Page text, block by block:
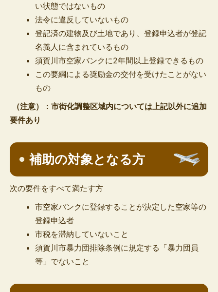
い状態ではないもの
法令に違反していないもの
登記済の建物及び土地であり、登録申込者が登記
名義人に含まれているもの
須賀川市空家バンクに2年間以上登録できるもの
この要綱による奨励金の交付を受けたことがない
もの
（注意）：市街化調整区域内については上記以外に追加
要件あり
補助の対象となる方
次の要件をすべて満たす方
市空家バンクに登録することが決定した空家等の
登録申込者
市税を滞納していないこと
須賀川市暴力団排除条例に規定する「暴力団員
等」でないこと